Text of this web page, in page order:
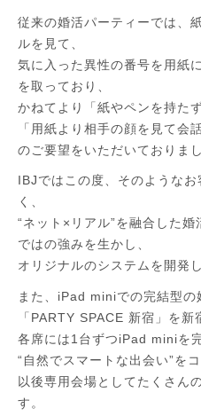
従来の婚活パーティーでは、
ルを見て、
気に入った異性の番号を用紙
を取っており、
かねてより「紙やペンを持た
「用紙より相手の顔を見て会
のご要望をいただいておりまし
IBJではこの度、そのような
く、
“ネット×リアル”を融合した
ではの強みを生かし、
オリジナルのシステムを開発
また、iPad miniでの完結型の
「PARTY SPACE 新宿」を新
各席には1台ずつiPad miniを完
“自然でスマートな出会い”を
以後専用会場としてたくさん
す。